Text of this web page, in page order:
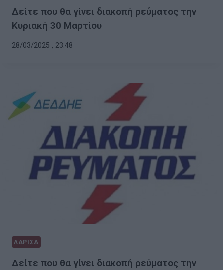
Δείτε που θα γίνει διακοπή ρεύματος την
Κυριακή 30 Μαρτίου
28/03/2025 , 23:48
ΛΑΡΙΣΑ
Δείτε που θα γίνει διακοπή ρεύματος την